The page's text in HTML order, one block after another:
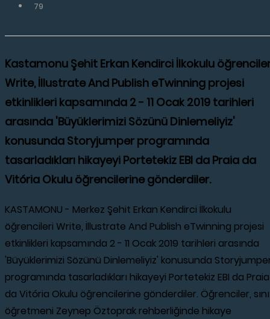
79
Kastamonu Şehit Erkan Kendirci İlkokulu
Write, İllustrate And Publish eTwinning projesi
etkinlikleri kapsamında 2 - 11 Ocak 2019 tarihleri
arasında 'Büyüklerimizi Sözünü Dinlemeliyiz'
konusunda Storyjumper programında
tasarladıkları hikayeyi Portetekiz EBI da Praia da
Vitória Okulu öğrencilerine gönderdiler.
KASTAMONU - Merkez Şehit Erkan Kendirci İlkokulu
öğrencileri Write, İllustrate And Publish eTwinning projesi
etkinlikleri kapsamında 2 - 11 Ocak 2019 tarihleri arasında
'Büyüklerimizi Sözünü Dinlemeliyiz' konusunda
programında tasarladıkları hikayeyi Portetekiz EBI da Praia
da Vitória Okulu öğrencilerine gönderdiler. Öğrenciler,
öğretmeni Zeynep Öztoprak rehberliğinde hikaye